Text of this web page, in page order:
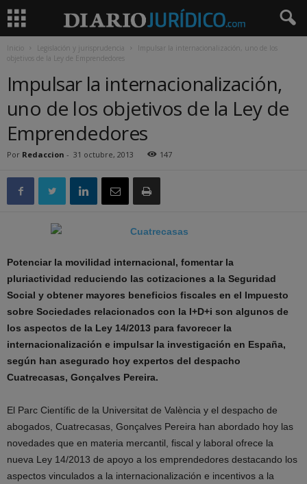
Inicio Legislación y jurisprudencia
Impulsar la internacionalización, uno de los
objetivos de la Ley de Emprendedores
Impulsar la internacionalización,
uno de los objetivos de la Ley de
Emprendedores
Por Redaccion - 31 octubre, 2013 147
Potenciar la movilidad internacional, fomentar la
pluriactividad reduciendo las cotizaciones a la Seguridad
Social y obtener mayores beneficios fiscales en el Impuesto
sobre Sociedades relacionados con la I+D+i son algunos de
los aspectos de la Ley 14/2013 para favorecer la
internacionalización e impulsar la investigación en España,
según han asegurado hoy expertos del despacho
Cuatrecasas, Gonçalves Pereira.
El Parc Científic de la Universitat de València y el despacho de
abogados, Cuatrecasas, Gonçalves Pereira han abordado hoy las
novedades que en materia mercantil, fiscal y laboral ofrece la
nueva Ley 14/2013 de apoyo a los emprendedores destacando los
aspectos vinculados a la internacionalización e incentivos a la